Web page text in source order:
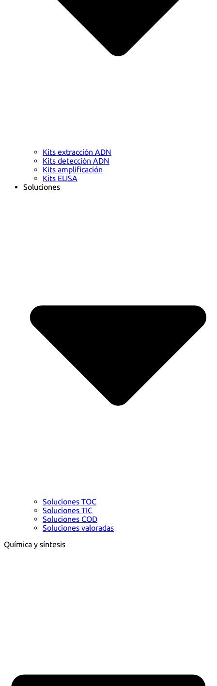
Kits extracción ADN
Kits detección ADN
Kits amplificación
Kits ELISA
Soluciones
Soluciones TOC
Soluciones TIC
Soluciones COD
Soluciones valoradas
Química y síntesis